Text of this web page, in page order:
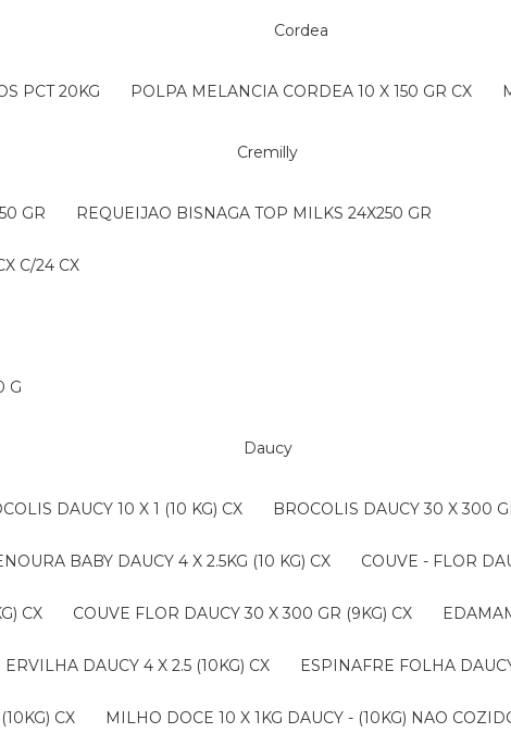
PCT 20KG
Cordea
POLPA MELANCIA CORDEA 10 X 150 GR CX
Cremilly
GR REQUEIJAO BISNAGA TOP MILKS 24X250 GR
C/24 CX
G
Daucy
DAUCY 10 X 1 (10 KG) CX BROCOLIS DAUCY 30 X 300
BABY DAUCY 4 X 2.5KG (10 KG) CX COUVE - FLOR
CX COUVE FLOR DAUCY 30 X 300 GR (9KG) CX
ERVILHA DAUCY 4 X 2.5 (10KG) CX ESPINAFRE FOLHA
CX MILHO DOCE 10 X 1KG DAUCY - (10KG) NAO